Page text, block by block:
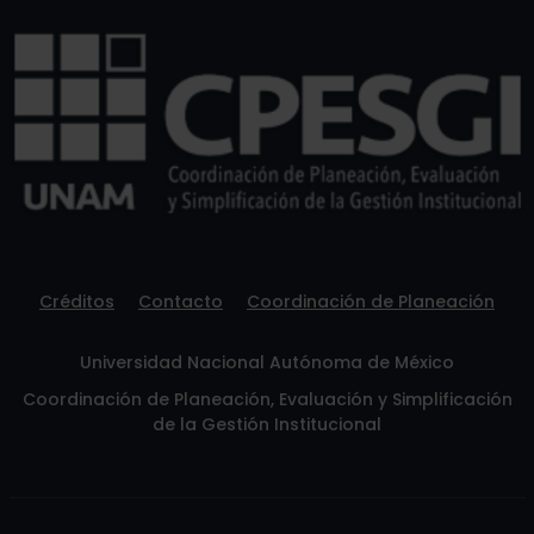
Créditos Contacto Coordinación de Planeación
Universidad Nacional Autónoma de México
Coordinación de Planeación, Evaluación y Simplificación
de la Gestión Institucional